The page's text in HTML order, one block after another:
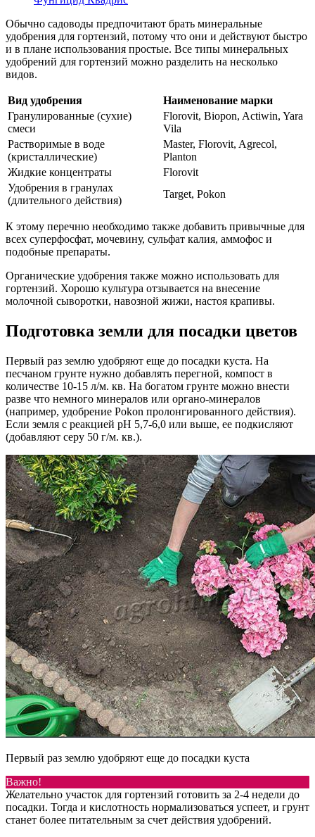
Обычно садоводы предпочитают брать минеральные
удобрения для гортензий, потому что они и действуют быстро
и в плане использования простые. Все типы минеральных
удобрений для гортензий можно разделить на несколько
видов.
Вид удобрения
Наименование марки
Гранулированные (сухие)
смеси
Florovit, Biopon, Actiwin, Yara
Vila
Растворимые в воде
(кристаллические)
Master, Florovit, Agrecol,
Planton
Жидкие концентраты
Florovit
Удобрения в гранулах
(длительного действия)
Target, Pokon
К этому перечню необходимо также добавить привычные для
всех суперфосфат, мочевину, сульфат калия, аммофос и
подобные препараты.
Органические удобрения также можно использовать для
гортензий. Хорошо культура отзывается на внесение
молочной сыворотки, навозной жижи, настоя крапивы.
Подготовка земли для посадки цветов
Первый раз землю удобряют еще до посадки куста. На
песчаном грунте нужно добавлять перегной, компост в
количестве 10-15 л/м. кв. На богатом грунте можно внести
разве что немного минералов или органо-минералов
(например, удобрение Pokon пролонгированного действия).
Если земля с реакцией pH 5,7-6,0 или выше, ее подкисляют
(добавляют серу 50 г/м. кв.).
Первый раз землю удобряют еще до посадки куста
Важно!
Желательно участок для гортензий готовить за 2-4 недели до
посадки. Тогда и кислотность нормализоваться успеет, и грунт
станет более питательным за счет действия удобрений.